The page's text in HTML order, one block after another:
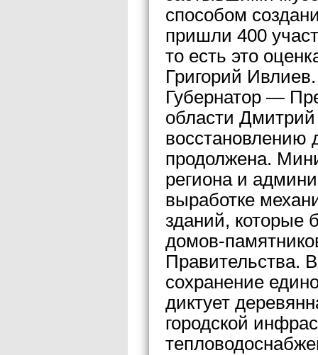
способом
пришли 400
то есть это
Григорий Ивлиев.
Губернатор —
области
восстановлению
продолжена.
региона и
выработке
зданий, которые
домов-
Правительства.
сохранение
диктует
городской